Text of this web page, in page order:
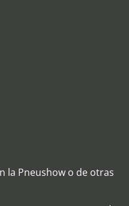
la Pneushow o de otras